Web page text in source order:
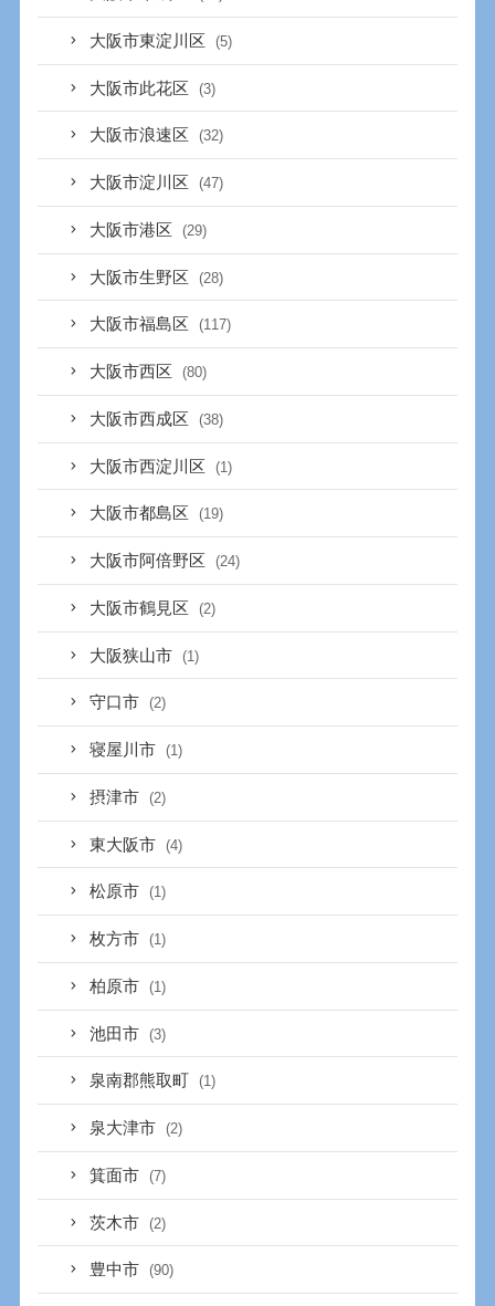
大阪市東淀川区 (5)
大阪市此花区 (3)
大阪市浪速区 (32)
大阪市淀川区 (47)
大阪市港区 (29)
大阪市生野区 (28)
大阪市福島区 (117)
大阪市西区 (80)
大阪市西成区 (38)
大阪市西淀川区 (1)
大阪市都島区 (19)
大阪市阿倍野区 (24)
大阪市鶴見区 (2)
大阪狭山市 (1)
守口市 (2)
寝屋川市 (1)
摂津市 (2)
東大阪市 (4)
松原市 (1)
枚方市 (1)
柏原市 (1)
池田市 (3)
泉南郡熊取町 (1)
泉大津市 (2)
箕面市 (7)
茨木市 (2)
豊中市 (90)